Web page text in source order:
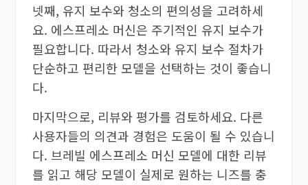
넷째, 유지 보수와 청소의 편의성을 고려하세
요. 에스프레소 머신은 주기적인 유지 보수가
필요합니다. 따라서 청소와 유지 보수 절차가
단순하고 편리한 모델을 선택하는 것이 좋습니
다.
마지막으로, 리뷰와 평가를 검토하세요. 다른
사용자들의 의견과 경험은 도움이 될 수 있습니
다. 브레빌 에스프레소 머신 모델에 대한 리뷰
를 읽고 해당 모델이 실제로 원하는 니즈를 충